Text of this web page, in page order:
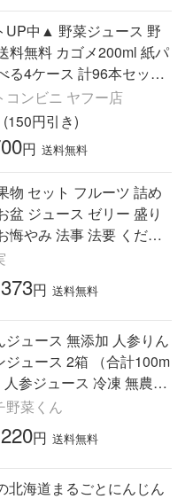
UP中▲ 野菜ジュース 野
料無料 カゴメ200ml 紙パ
る4ケース 計96本セット
ュース 爆買
コンビニ ヤフー店
円引き)
円 送料無料
物 セット フルーツ 詰め
盆 ジュース ゼリー 盛り
悔やみ 法事 法要 くだも
し 御仏前 かご盛 四十九
供 手付き】
円 送料無料
ジュース 無添加 人参りん
ジュース 2箱 （合計100m
参ジュース 冷凍 無農薬
じんりんごジュース 野菜
野菜くん
円 送料無料
北海道まるごとにんじん